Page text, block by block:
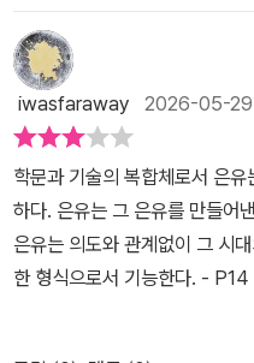
빛을 발하게 된다. 19세기로 접
른 속도로 추가되었다. 낭만주
로, 무의식에 관한 논문에서는
해부학 책에서는 신경학적 과정
감광판으로 각각 나타났다. 프
키는 ‘신비스런 글쓰기 판’ 은
는 보이지 않아도 그 심층부에
판’은 당시에 실제 개발된 쓰기
이드에 글자를 쓰면 글자가 밀
특정 물질과 연결돼 있다. 훅은
두인의 인광체나 볼로냐석 등을
체들도 빛의 인상을 수용, 저장
데, 살마의 뇌에 빛 자극을 저장
적을 형성하는 물질이 왜 없겠느
iwasfaraway 2026-05-29
학문과 기술의 복합체로서 은
하다. 은유는 그 은유를 만들어
은유는 의도와 관계없이 그 시
한 형식으로서 기능한다. - P14